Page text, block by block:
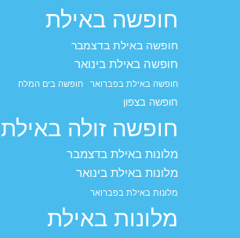
חופשה באילת
חופשה באילת בדצמבר
חופשה באילת בינואר
חופשה באילת בפברואר חופשה בים המלח
חופשה בצפון
חופשה זולה באילת
מלונות באילת בדצמבר
מלונות באילת בינואר
מלונות באילת בפברואר
מלונות באילת